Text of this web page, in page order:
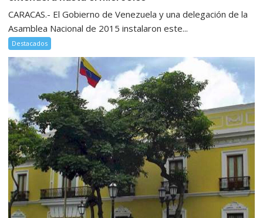
CARACAS.- El Gobierno de Venezuela y una delegación de la
Asamblea Nacional de 2015 instalaron este...
Destacados